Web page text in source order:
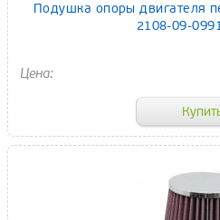
Подушка опоры двигателя
2108-09-